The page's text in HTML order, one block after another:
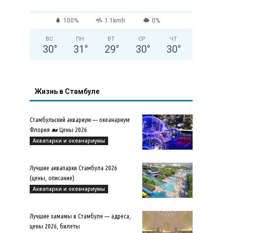
100% 1.1kmh 0%
ВС
30°
ПН
31 °
ВТ
29°
СР
30°
ЧТ
30°
Жизнь в Стамбуле
Стамбульский аквариум — океанариум
Флория 🐋 Цены 2026
Аквапарки и океанариумы
Лучшие аквапарки Стамбула 2026
(цены, описание)
Аквапарки и океанариумы
Лучшие хамамы в Стамбуле — адреса,
цены 2026, билеты